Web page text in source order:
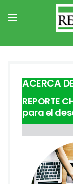
Suscribirse
ACERCA
REPORTE
para el